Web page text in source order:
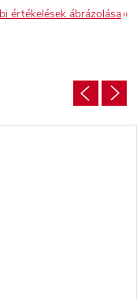
értékelések ábrázolása